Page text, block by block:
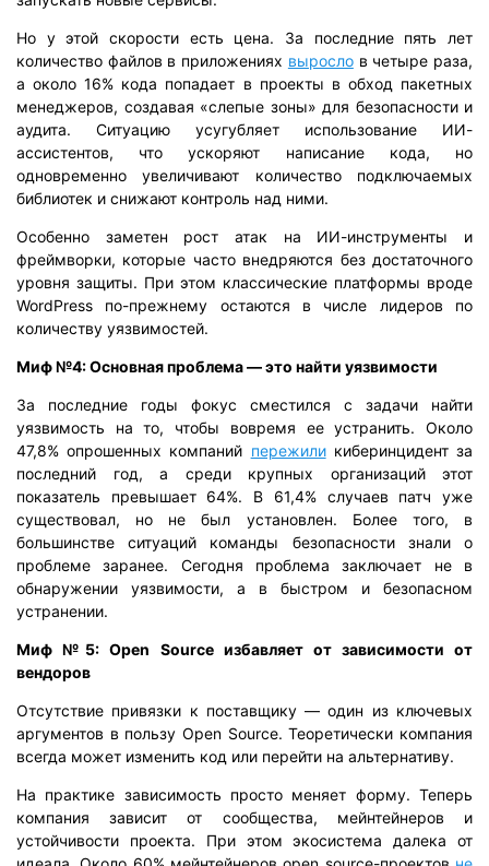
Но у этой скорости есть цена. За последние пять лет
количество файлов в приложениях вырослов четыре раза,
а около 16% кода попадает в проекты в обход пакетных
менеджеров, создавая «слепые зоны» для безопасности и
аудита. Ситуацию усугубляет использование ИИ-
ассистентов, что ускоряют написание кода, но
одновременно увеличивают количество подключаемых
библиотек и снижают контроль над ними.
Особенно заметен рост атак на ИИ-инструменты и
фреймворки, которые часто внедряются без достаточного
уровня защиты. При этом классические платформы вроде
WordPress по-прежнему остаются в числе лидеров по
количеству уязвимостей.
Миф №4: Основная проблема — это найти уязвимости
За последние годы фокус сместился с задачи найти
уязвимость на то, чтобы вовремя ее устранить. Около
47,8% опрошенных компаний пережиликиберинцидент за
последний год, а среди крупных организаций этот
показатель превышает 64%. В 61,4% случаев патч уже
существовал, но не был установлен. Более того, в
большинстве ситуаций команды безопасности знали о
проблеме заранее. Сегодня проблема заключает не в
обнаружении уязвимости, а в быстром и безопасном
устранении.
Миф №5: Open Source избавляет от зависимости от
вендоров
Отсутствие привязки к поставщику — один из ключевых
аргументов в пользу Open Source. Теоретически компания
всегда может изменить код или перейти на альтернативу.
На практике зависимость просто меняет форму. Теперь
компания зависит от сообщества, мейнтейнеров и
устойчивости проекта. При этом экосистема далека от